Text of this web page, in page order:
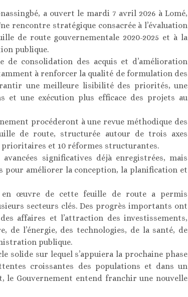
a ouvert le mardi 7 avril 2026 à Lomé,
rencontre stratégique consacrée à l’évaluation
de route gouvernementale 2020-2025 et à la
publique.
de consolidation des acquis et d’amélioration
à renforcer la qualité de formulation des
une meilleure lisibilité des priorités, une
et une exécution plus efficace des projets au
procéderont à une revue méthodique des
de route, structurée autour de trois axes
prioritaires et 10 réformes structurantes.
significatives déjà enregistrées, mais
pour améliorer la conception, la planification et
en œuvre de cette feuille de route a permis
secteurs clés. Des progrès importants ont
affaires et l’attraction des investissements,
de l’énergie, des technologies, de la santé, de
publique.
solide sur lequel s’appuiera la prochaine phase
croissantes des populations et dans un
le Gouvernement entend franchir une nouvelle